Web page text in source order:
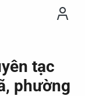
tạc
phường